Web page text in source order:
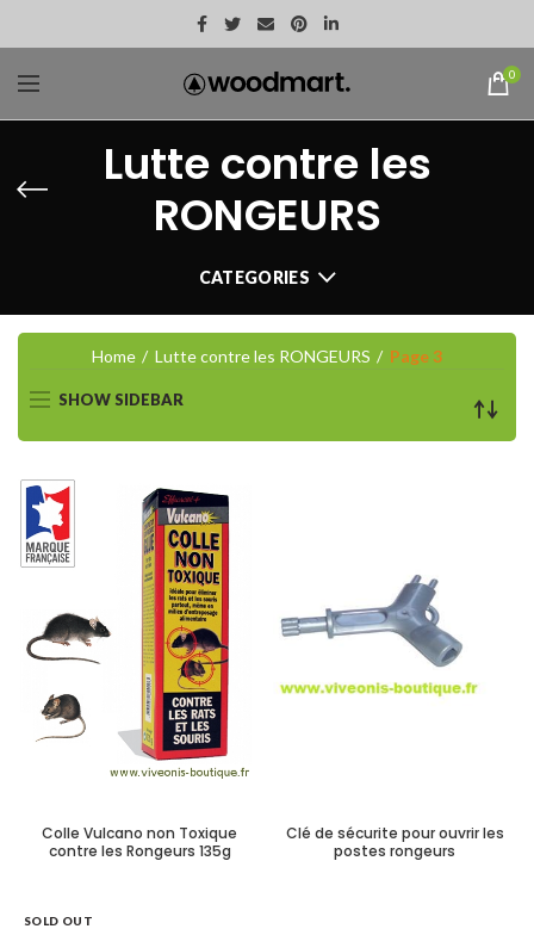
0
Lutte contre les
RONGEURS
CATEGORIES
Home Lutte contre les RONGEURS Page 3
SHOW SIDEBAR
Colle Vulcano non Toxique
contre les Rongeurs 135g
Clé de sécurite pour ouvrir les
postes rongeurs
SOLD OUT